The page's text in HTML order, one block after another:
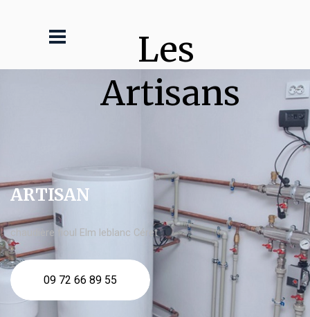
Les
Artisans
ARTISAN
chaudière fioul Elm leblanc Céret
09 72 66 89 55